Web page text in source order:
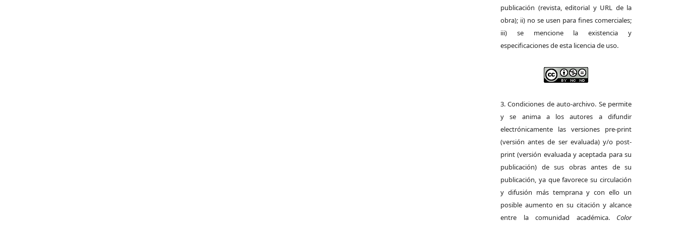
publicación (revista, editorial y URL de la
obra); ii) no se usen para fines comerciales;
iii) se mencione la existencia y
especificaciones de esta licencia de uso.
3. Condiciones de auto-archivo. Se permite
y se anima a los autores a difundir
electrónicamente las versiones pre-print
(versión antes de ser evaluada) y/o post-
print (versión evaluada y aceptada para su
publicación) de sus obras antes de su
publicación, ya que favorece su circulación
y difusión más temprana y con ello un
posible aumento en su citación y alcance
entre la comunidad académica. Color